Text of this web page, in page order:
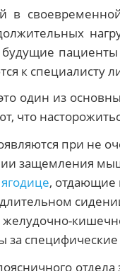
в
будущие пациенты
к
один из
что
при не
защемления
, отдающие
за